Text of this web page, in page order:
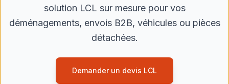
solution LCL sur mesure pour vos
déménagements, envois B2B, véhicules ou pièces
détachées.
Demander un devis LCL